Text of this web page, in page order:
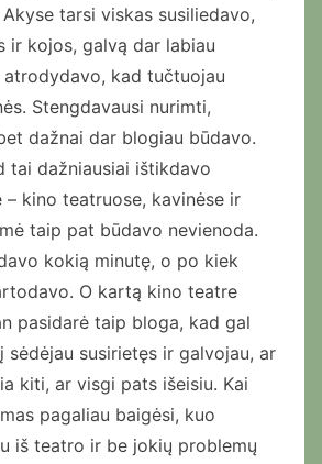
tarsi viskas susiliedavo,
ir kojos, galvą dar labiau
atrodydavo, kad tučtuojau
Stengdavausi nurimti,
dažnai dar blogiau būdavo.
tai dažniausiai ištikdavo
– kino teatruose, kavinėse ir
taip pat būdavo nevienoda.
kokią minutę, o po kiek
O kartą kino teatre
pasidarė taip bloga, kad gal
sėdėjau susirietęs ir galvojau, ar
kiti, ar visgi pats išeisiu. Kai
pagaliau baigėsi, kuo
iš teatro ir be jokių problemų